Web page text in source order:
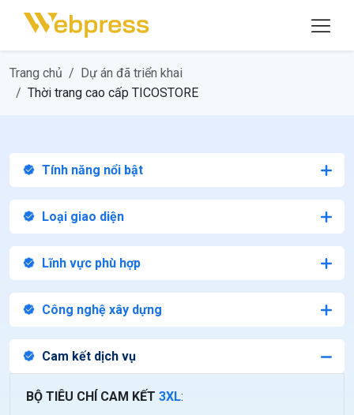
Trang chủ
Dự án đã triển khai
Thời trang cao cấp TICOSTORE
Tính năng nổi bật
Loại giao diện
Lĩnh vực phù hợp
Công nghệ xây dựng
Cam kết dịch vụ
BỘ TIÊU CHÍ CAM KẾT 3XL: